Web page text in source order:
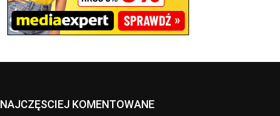
NAJCZĘSCIEJ KOMENTOWANE